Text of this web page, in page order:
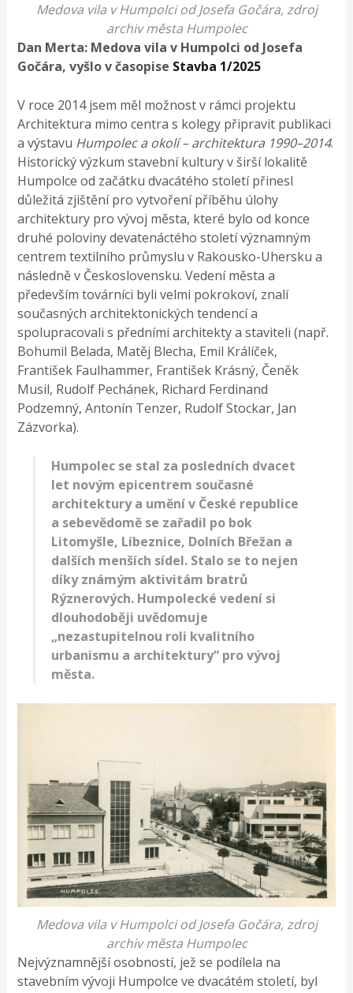
Medova vila v Humpolci od Josefa Gočára, zdroj
archiv města Humpolec
Dan Merta: Medova vila v Humpolci od Josefa
Gočára, vyšlo v časopise Stavba 1/2025
V roce 2014 jsem měl možnost v rámci projektu
Architektura mimo centra s kolegy připravit publikaci
a výstavu Humpolec a okolí – architektura 1990–2014.
Historický výzkum stavební kultury v širší lokalitě
Humpolce od začátku dvacátého století přinesl
důležitá zjištění pro vytvoření příběhu úlohy
architektury pro vývoj města, které bylo od konce
druhé poloviny devatenáctého století významným
centrem textilního průmyslu v Rakousko-Uhersku a
následně v Československu. Vedení města a
především továrníci byli velmi pokrokoví, znalí
současných architektonických tendencí a
spolupracovali s předními architekty a staviteli (např.
Bohumil Belada, Matěj Blecha, Emil Králíček,
František Faulhammer, František Krásný, Čeněk
Musil, Rudolf Pechánek, Richard Ferdinand
Podzemný, Antonín Tenzer, Rudolf Stockar, Jan
Zázvorka).
Humpolec se stal za posledních dvacet
let novým epicentrem současné
architektury a umění v České republice
a sebevědomě se zařadil po bok
Litomyšle, Líbeznice, Dolních Břežan a
dalších menších sídel. Stalo se to nejen
díky známým aktivitám bratrů
Rýznerových. Humpolecké vedení si
dlouhodoběji uvědomuje
„nezastupitelnou roli kvalitního
urbanismu a architektury“ pro vývoj
města.
Medova vila v Humpolci od Josefa Gočára, zdroj
archiv města Humpolec
Nejvýznamnější osobností, jež se podílela na
stavebním vývoji Humpolce ve dvacátém století, byl